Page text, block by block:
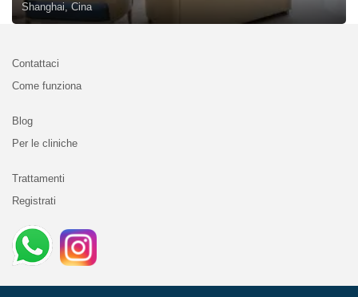
Shanghai, Cina
Contattaci
Come funziona
Blog
Per le cliniche
Trattamenti
Registrati